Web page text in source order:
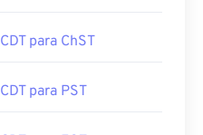
CDT para ChST
CDT para PST